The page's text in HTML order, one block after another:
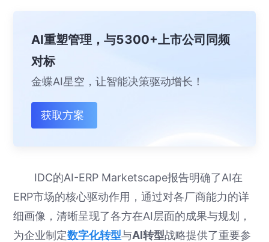
AI重塑管理，与5300+上市公司同频
对标
金蝶AI星空，让智能决策驱动增长！
获取方案
IDC的AI-ERP Marketscape报告明确了AI在
ERP市场的核心驱动作用，通过对各厂商能力的详
细画像，清晰呈现了各方在AI层面的成果与规划，
为企业制定数字化转型与AI转型战略提供了重要参